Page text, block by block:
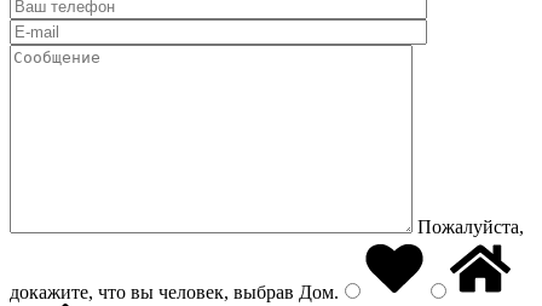
Пожалуйста,
докажите, что вы человек, выбрав Дом.